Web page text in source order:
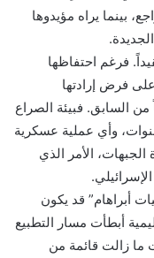
بينما يراه مؤيدوها
فرغم احتفاظها
فرض إرادتها
السابق. فبيئة الصراع
وأي عملية عسكرية
الأمر الذي
أبراهام” قد يكون
أبطأت مسار التطبيع
ما زالت قائمة من